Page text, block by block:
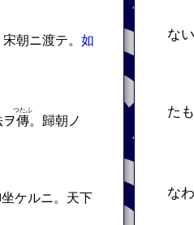
朝ニ渡テ。 如
傳
つたふ
。歸朝ノ
ケルニ。天下
な
た
な